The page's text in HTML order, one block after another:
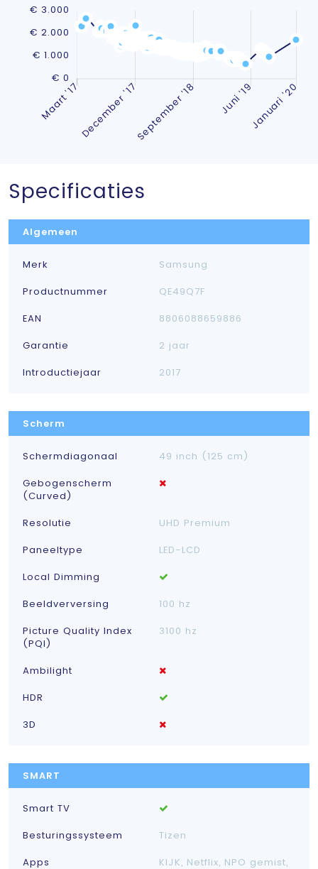
Specificaties
Algemeen
Merk
Samsung
Productnummer
QE49Q7F
EAN
8806088659886
Garantie
2 jaar
Introductiejaar
2017
Scherm
Schermdiagonaal
49 inch (125 cm)
Gebogenscherm
(Curved)
Resolutie
UHD Premium
Paneeltype
LED-LCD
Local Dimming
Beeldverversing
100 hz
Picture Quality Index
(PQI)
3100 hz
Ambilight
HDR
3D
SMART
Smart TV
Besturingssysteem
Tizen
Apps
KIJK, Netflix, NPO gemist,